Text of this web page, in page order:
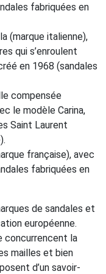
fabriquées en
(marque italienne),
qui s’enroulent
en 1968 (sandales
compensée
le modèle Carina,
Saint Laurent
française), avec
fabriquées en
de sandales et
européenne.
concurrencent la
mailles et bien
d’un savoir-